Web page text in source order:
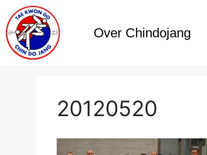
Over Chindojang
20120520